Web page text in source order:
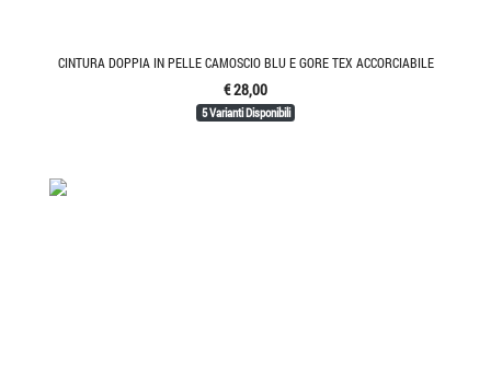
CINTURA DOPPIA IN PELLE CAMOSCIO BLU E GORE TEX ACCORCIABILE
€ 28,00
5 Varianti Disponibili